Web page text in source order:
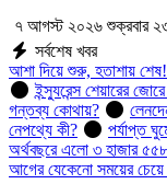
৭ আগস্ট ২০২৬ শুক্রবার
সর্বশেষ খবর
আশা দিয়ে শুরু, হতাশায়
ইন্স্যুরেন্স শেয়ারের
গন্তব্য কোথায়?
নেপথ্যে কী?
পর্যাপ্ত
অর্থবছরে এলো ৩ হাজার ৫৫৮
আগের যেকেনো সময়ের চেয়ে